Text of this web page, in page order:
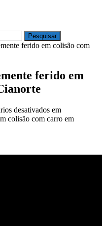
ferido em colisão com
ferido em
desativados em
colisão com carro em